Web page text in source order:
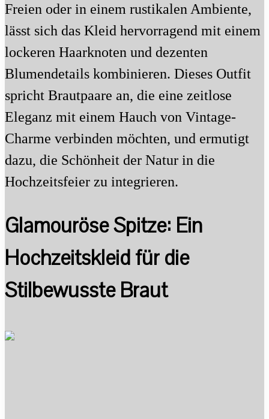
Freien oder in einem rustikalen Ambiente,
lässt sich das Kleid hervorragend mit einem
lockeren Haarknoten und dezenten
Blumendetails kombinieren. Dieses Outfit
spricht Brautpaare an, die eine zeitlose
Eleganz mit einem Hauch von Vintage-
Charme verbinden möchten, und ermutigt
dazu, die Schönheit der Natur in die
Hochzeitsfeier zu integrieren.
Glamouröse Spitze: Ein
Hochzeitskleid für die
Stilbewusste Braut